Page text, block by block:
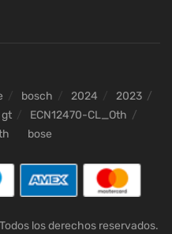
bosch 2024
2023
ECN12470-CL_Oth
bose
los derechos reservados.